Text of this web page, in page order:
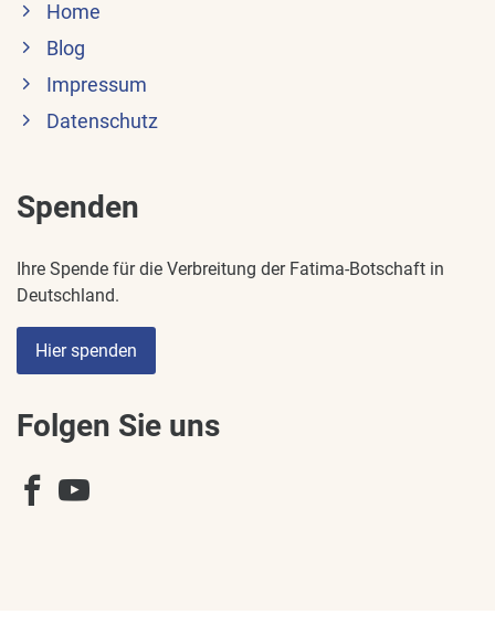
Home
Blog
Impressum
Datenschutz
Spenden
Ihre Spende für die Verbreitung der Fatima-Botschaft in
Deutschland.
Hier spenden
Folgen Sie uns